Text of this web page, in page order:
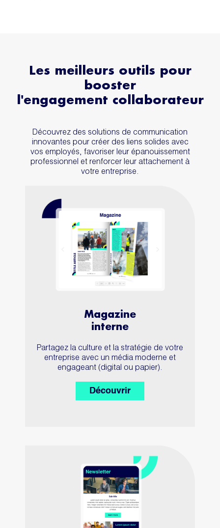
Les meilleurs outils pour
booster
l'engagement collaborateur
Découvrez des solutions de communication
innovantes pour créer des liens solides avec
vos employés, favoriser leur épanouissement
professionnel et renforcer leur attachement à
votre entreprise.
Magazine
interne
Partagez la culture et la stratégie de votre
entreprise avec un média moderne et
engageant (digital ou papier).
Découvrir